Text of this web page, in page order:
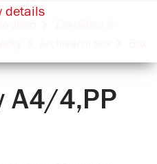
A4/4,PP
details